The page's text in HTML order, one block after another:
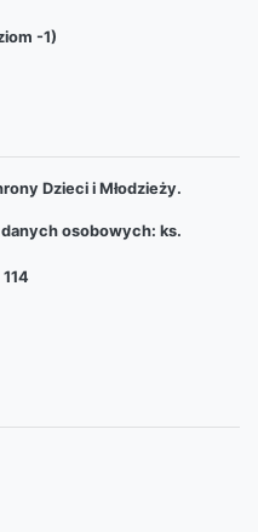
-1)
Dzieci i Młodzieży.
osobowych: ks.